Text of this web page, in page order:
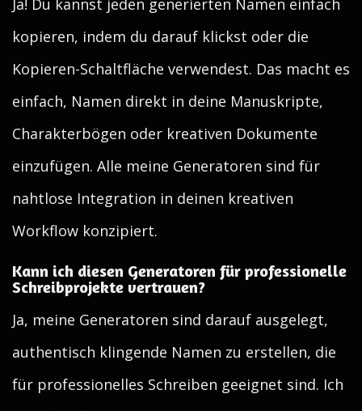
Ja! Du kannst jeden generierten Namen einfach
kopieren, indem du darauf klickst oder die
Kopieren-Schaltfläche verwendest. Das macht es
einfach, Namen direkt in deine Manuskripte,
Charakterbögen oder kreativen Dokumente
einzufügen. Alle meine Generatoren sind für
nahtlose Integration in deinen kreativen
Workflow konzipiert.
Kann ich diesen Generatoren für professionelle
Schreibprojekte vertrauen?
Ja, meine Generatoren sind darauf ausgelegt,
authentisch klingende Namen zu erstellen, die
für professionelles Schreiben geeignet sind. Ich